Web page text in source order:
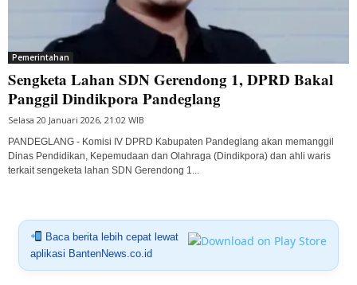
Pemerintahan
Sengketa Lahan SDN Gerendong 1, DPRD Bakal
Panggil Dindikpora Pandeglang
Selasa 20 Januari 2026, 21:02 WIB
PANDEGLANG - Komisi IV DPRD Kabupaten Pandeglang akan memanggil
Dinas Pendidikan, Kepemudaan dan Olahraga (Dindikpora) dan ahli waris
terkait sengeketa lahan SDN Gerendong 1...
Baca berita lebih cepat lewat
aplikasi BantenNews.co.id